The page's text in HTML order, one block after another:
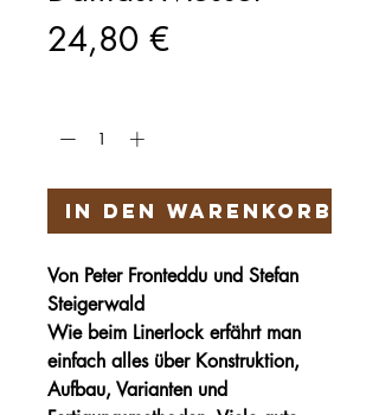
24,80 €Preis
In den Warenkorb
Von Peter Fronteddu und Stefan
Steigerwald
Wie beim Linerlock erfährt man
einfach alles über Konstruktion,
Aufbau, Varianten und